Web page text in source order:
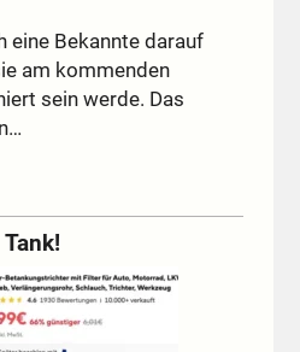
eine Bekannte darauf
am kommenden
sein werde. Das